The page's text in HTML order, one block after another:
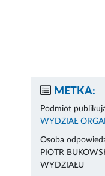
METKA:
Podmiot
WYDZIAŁ
Osoba
PIOTR
WYDZIAŁU